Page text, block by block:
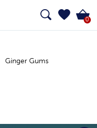
0
Ginger Gums